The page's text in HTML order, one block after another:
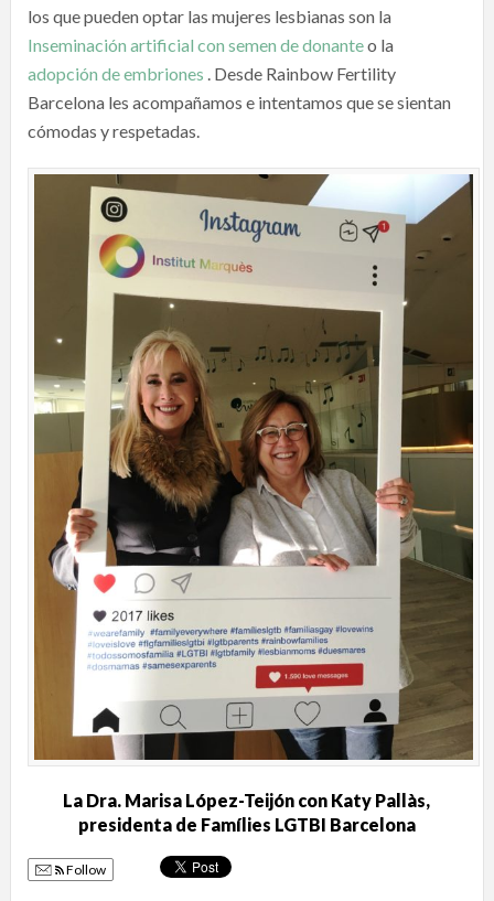
los que pueden optar las mujeres lesbianas son la
Inseminación artificial con semen de donanteo la
adopción de embriones . Desde Rainbow Fertility
Barcelona les acompañamos e intentamos que se sientan
cómodas y respetadas.
La Dra. Marisa López-Teijón con Katy Pallàs,
presidenta de Famílies LGTBI Barcelona
Follow